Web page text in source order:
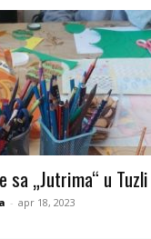
sa „Jutrima“ u Tuzli
- apr 18, 2023